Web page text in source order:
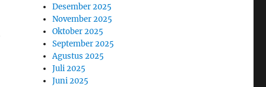
Desember 2025
November 2025
Oktober 2025
September 2025
Agustus 2025
Juli 2025
Juni 2025